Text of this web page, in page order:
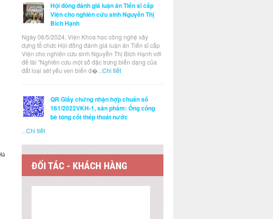
Hội đồng đánh giá luận án Tiến sĩ cấp
Viện cho nghiên cứu sinh Nguyễn Thị
Bích Hạnh
Ngày 06/5/2024, Viện Khoa học công nghệ xây
dựng tổ chức Hội đồng đánh giá luận án Tiến sĩ cấp
Viện cho nghiên cứu sinh Nguyễn Thị Bích Hạnh với
đề tài "Nghiên cứu một số đặc trưng biến dạng của
đất loại sét yếu ven biển đ�...Chi tiết
QR Giấy chứng nhận hợp chuẩn số
161/2022VKH-1, sản phẩm: Ống cống
bê tông cốt thép thoát nước
...Chi tiết
ĐỐI TÁC - KHÁCH HÀNG